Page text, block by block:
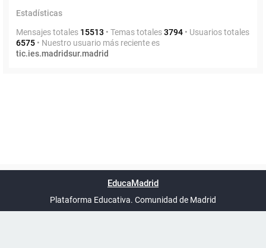
Estadísticas
Mensajes totales 15513 • Temas totales3794 • Usuarios totales
6575 • Nuestro usuario más reciente es
tic.ies.madridsur.madrid
UTC+02:00
phpBB España
EducaMadrid
Plataforma Educativa. Comunidad de Madrid